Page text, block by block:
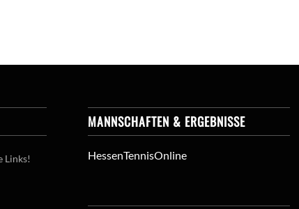
Links!
MANNSCHAFTEN & ERGEBNISSE
HessenTennisOnline